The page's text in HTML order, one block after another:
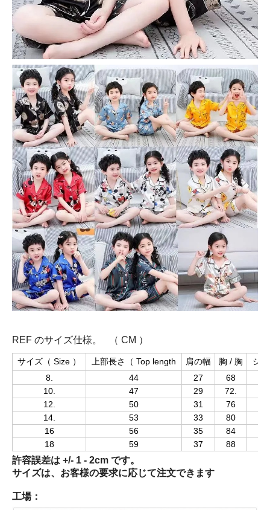
REF のサイズ仕様。 （ CM ）
サイズ（ Size ） 上部長さ（ Top length 肩の幅 胸 / 胸
シ
8.
44 27
68
10.
47 29
72.
12.
50 31
76
14.
53 33
80
16
56 35
84
18
59 37 88
許容誤差は +/- 1 - 2cm です。
サイズは、お客様の要求に応じて注文できます
工場：